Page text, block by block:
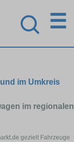
☰
im Umkreis
im regionalen
gezielt Fahrzeuge